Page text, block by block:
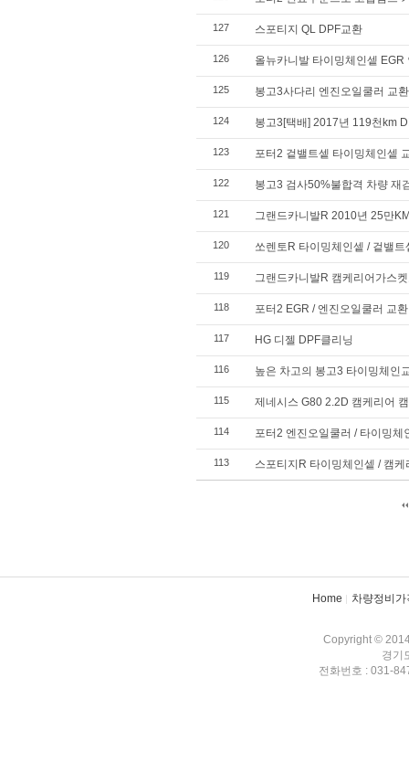
127 스포티지 QL DPF교환
126 올뉴카니발 타이밍체인셑 EGR
125 봉고3사다리 엔진오일쿨러 교환
124 봉고3[택배] 2017년 119천km
123 포터2 겉밸트셑 타이밍체인셑
122 봉고3 검사50%불합격 차량 재
121 그랜드카니발R 2010년 25만
120 쏘렌토R 타이밍체인셑 / 겉밸트
119 그랜드카니발R 캠케리어가스
118 포터2 EGR / 엔진오일쿨러 교환
117 HG 디젤 DPF클리닝
116 높은 차고의 봉고3 타이밍체인
115 제네시스 G80 2.2D 캠케리어
114 포터2 엔진오일쿨러 / 타이밍체
113 스포티지R 타이밍체인셑 / 캠
Home 차량정비가
Copyright ©
경기
전화번호 : 031-